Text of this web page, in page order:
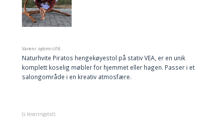
Varenr.optimist16
Naturhvite Piratos hengekøyestol på stativ VEA, er en unik
komplett koselig møbler for hjemmet eller hagen. Passer i et
salongområde i en kreativ atmosfære.
(s leveringstid)